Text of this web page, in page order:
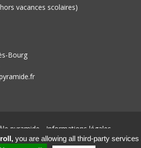
vacances scolaires)
Bourg
pyramide - Informations légales
you are allowing all third-party services